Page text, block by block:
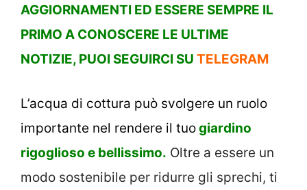
AGGIORNAMENTI ED ESSERE SEMPRE IL
PRIMO A CONOSCERE LE ULTIME
NOTIZIE, PUOI SEGUIRCI SU TELEGRAM
L’acqua di cottura può svolgere un ruolo
importante nel rendere il tuogiardino
rigoglioso e bellissimo. Oltre a essere un
modo sostenibile per ridurre gli sprechi, ti